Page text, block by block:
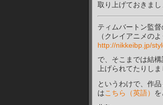
取り上げておきまし
ティムバートン監督
（クレイアニメの
http://nikkeibp.jp/
で、そこまでは結
上げられてたりしま
というわけで、作
はこちら（英語） を